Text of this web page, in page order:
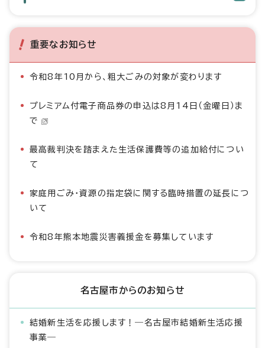
重要なお知らせ
令和8年10月から、粗大ごみの対象が変わります
プレミアム付電子商品券の申込は8月14日（金曜日）ま
で
最高裁判決を踏まえた生活保護費等の追加給付につい
て
家庭用ごみ・資源の指定袋に関する臨時措置の延長につ
いて
令和8年熊本地震災害義援金を募集しています
名古屋市からのお知らせ
結婚新生活を応援します！―名古屋市結婚新生活応援
事業―